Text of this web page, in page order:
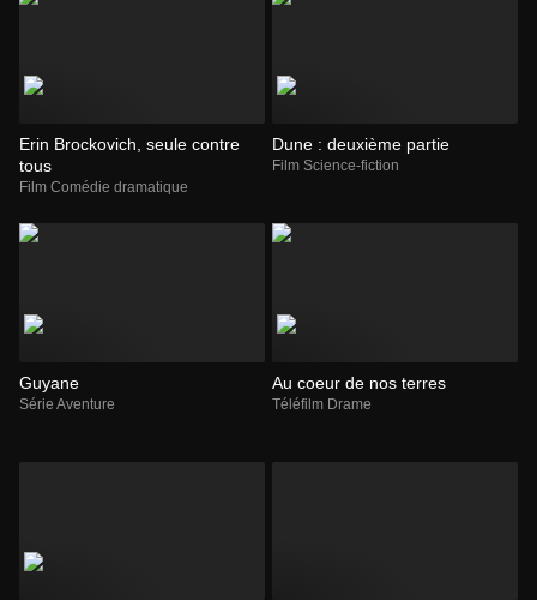
Erin Brockovich, seule contre
tous
Film Comédie dramatique
Dune : deuxième partie
Film Science-fiction
Guyane
Série Aventure
Au coeur de nos terres
Téléfilm Drame